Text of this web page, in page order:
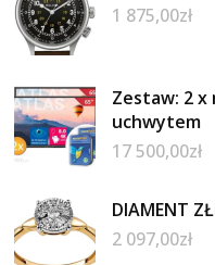
1 875,00zł
Zestaw: 2 x
uchwytem
17 500,00zł
DIAMENT
2 097,00zł